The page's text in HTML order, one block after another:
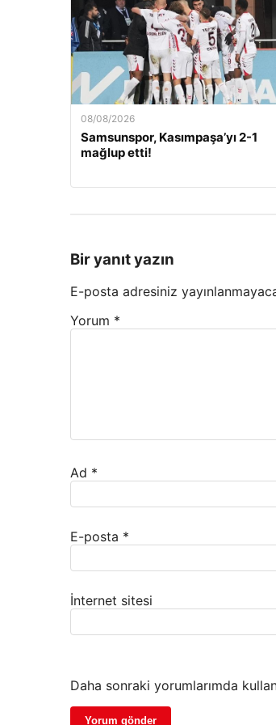
08/08/2026
Samsunspor, Kasımpaşa’yı 2-1
mağlup etti!
Bir yanıt yazın
E-posta adresiniz
Yorum *
Ad *
E-posta *
İnternet sitesi
Daha sonraki yorumlarımda